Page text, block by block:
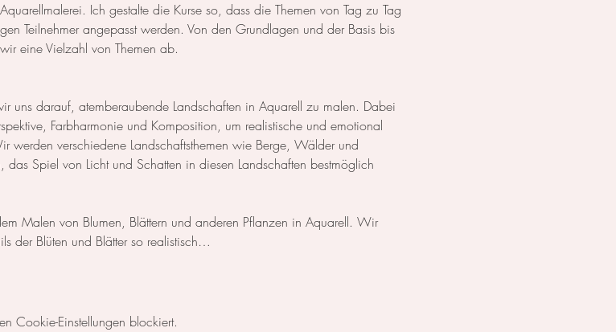
Ich gestalte die Kurse so, dass die Themen von Tag zu Tag
Teilnehmer angepasst werden. Von den Grundlagen und der Basis bis
eine Vielzahl von Themen ab.
uns darauf, atemberaubende Landschaften in Aquarell zu malen. Dabei
Farbharmonie und Komposition, um realistische und emotional
werden verschiedene Landschaftsthemen wie Berge, Wälder und
Spiel von Licht und Schatten in diesen Landschaften bestmöglich
Malen von Blumen, Blättern und anderen Pflanzen in Aquarell. Wir
der Blüten und Blätter so realistisch…
Cookie-Einstellungen blockiert.